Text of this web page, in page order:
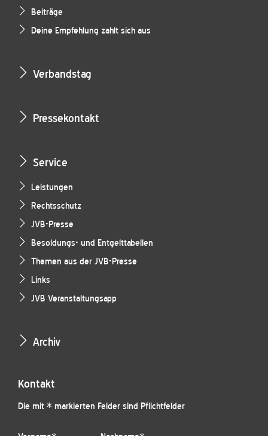
Beiträge
Deine Empfehlung zahlt sich aus
Verbandstag
Pressekontakt
Service
Leistungen
Rechtsschutz
JVB-Presse
Besoldungs- und Entgelttabellen
Themen aus der JVB-Presse
Links
JVB Veranstaltungsapp
Archiv
Kontakt
Die mit * markierten Felder sind Pflichtfelder